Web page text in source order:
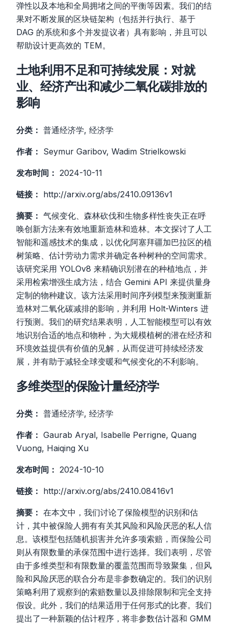
弹性以及本地和全局拥堵之间的平衡等因素。我们的结
果对不断发展的区块链架构（包括并行执行、基于
DAG 的系统和多个并发提议者）具有影响，并且可以
帮助设计更高效的 TEM。
土地利用不足和可持续发展：对就
业、经济产出和减少二氧化碳排放的
影响
分类： 普通经济学, 经济学
作者： Seymur Garibov, Wadim Strielkowski
发布时间： 2024-10-11
链接： http://arxiv.org/abs/2410.09136v1
摘要： 气候变化、森林砍伐和生物多样性丧失正在呼
唤创新方法来有效地重新造林和造林。本文探讨了人工
智能和遥感技术的集成，以优化阿塞拜疆加巴拉区的植
树策略、估计劳动力需求并确定各种树种的空间需求。
该研究采用 YOLOv8 来精确识别潜在的种植地点，并
采用检索增强生成方法，结合 Gemini API 来提供量身
定制的物种建议。该方法采用时间序列模型来预测重新
造林对二氧化碳减排的影响，并利用 Holt-Winters 进
行预测。我们的研究结果表明，人工智能模型可以有效
地识别合适的地点和物种，为大规模植树的潜在经济和
环境效益提供有价值的见解，从而促进可持续经济发
展，并有助于减轻全球变暖和气候变化的不利影响。
多维类型的保险计量经济学
分类： 普通经济学, 经济学
作者： Gaurab Aryal, Isabelle Perrigne, Quang
Vuong, Haiqing Xu
发布时间： 2024-10-10
链接： http://arxiv.org/abs/2410.08416v1
摘要： 在本文中，我们讨论了保险模型的识别和估
计，其中被保险人拥有有关其风险和风险厌恶的私人信
息。该模型包括随机损害并允许多项索赔，而保险公司
则从有限数量的承保范围中进行选择。我们表明，尽管
由于多维类型和有限数量的覆盖范围而导致聚集，但风
险和风险厌恶的联合分布是非参数确定的。我们的识别
策略利用了观察到的索赔数量以及排除限制和完全支持
假设。此外，我们的结果适用于任何形式的比赛。我们
提出了一种新颖的估计程序，将非参数估计器和 GMM